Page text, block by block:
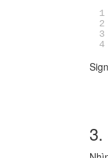
1
2
3
4